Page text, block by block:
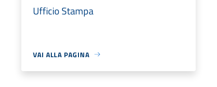
Ufficio Stampa
VAI ALLA PAGINA